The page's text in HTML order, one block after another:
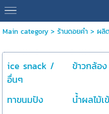
Main category> ร้านดอยคำ> ผลิ
ice snack /
อื่นๆ
ข้าวกล้อง
ทาขนมปัง น้ำผลไม้เ